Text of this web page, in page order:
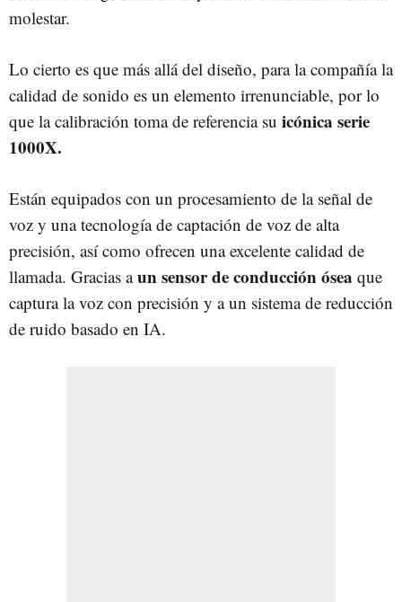
molestar.
Lo cierto es que más allá del diseño, para la compañía la
calidad de sonido es un elemento irrenunciable, por lo
que la calibración toma de referencia su icónica serie
1000X.
Están equipados con un procesamiento de la señal de
voz y una tecnología de captación de voz de alta
precisión, así como ofrecen una excelente calidad de
llamada. Gracias aun sensor de conducción ósea que
captura la voz con precisión y a un sistema de reducción
de ruido basado en IA.